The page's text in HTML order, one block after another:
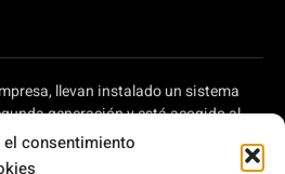
el consentimiento
llevan instalado un sistema
generación y está acogido al
y pymes para modernizar el
en el Real Decreto 902/2022,